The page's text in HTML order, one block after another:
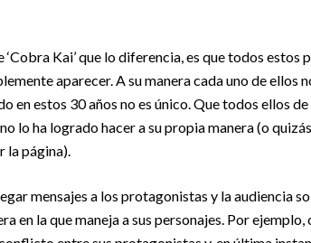
‘Cobra Kai’ que lo diferencia, es que todos
aparecer. A su manera cada uno de ellos
en estos 30 años no es único. Que todos ellos
lo ha logrado hacer a su propia manera (o
la página).
mensajes a los protagonistas y la audiencia
en la que maneja a sus personajes. Por